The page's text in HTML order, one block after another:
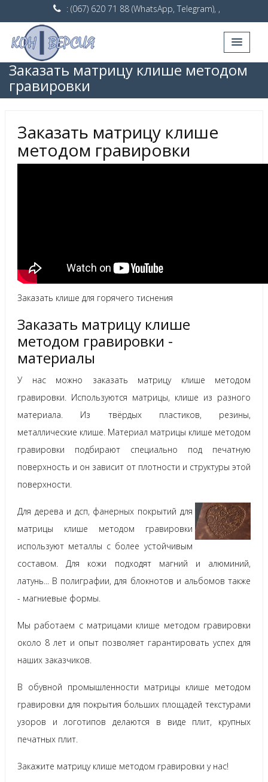
: (067) 620 71 88 (WhatsApp, Telegram), ,
Заказать матрицу клише методом
гравировки
Заказать матрицу клише
методом гравировки
Заказать клише для горячего тиснения
Заказать матрицу клише
методом гравировки -
материалы
У нас можно заказать матрицу клише методом
гравировки. Используются матрицы, клише из разного
материала. Из твёрдых пластиков, резины,
металлические клише. Материал матрицы клише методом
гравировки подбирают специально под печатную
поверхность и он зависит от плотности и структуры этой
поверхности.
Для дерева и дсп, фанерных покрытий для
матрицы клише методом гравировки
используют металлы с более устойчивым
составом. Для кожи подходят магний и алюминий,
латунь... В полиграфии, для блокнотов и альбомов также
- магниевые формы.
Мы работаем с матрицами клише методом гравировки
около 8 лет и опыт позволяет гарантировать успех для
наших заказчиков.
В обувной промышленности матрицы клише методом
гравировки для покрытия больших площадей текстурами
узоров и логотипов делаются в виде плит, крупных
печатных плит.
Закажите матрицу клише методом гравировки у нас!